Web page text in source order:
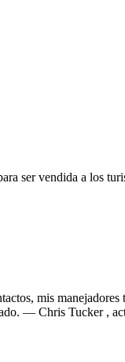
ser vendida a los
mis
— Chris Tucker ,